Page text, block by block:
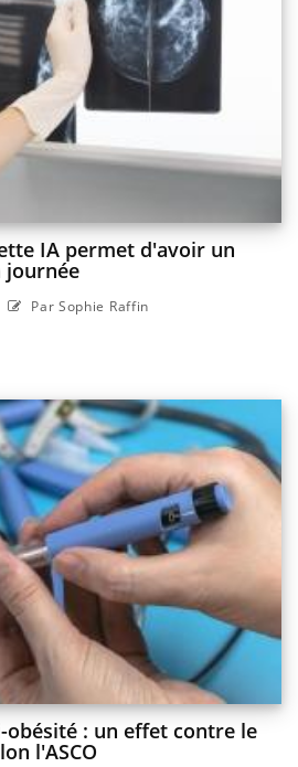
IA permet d'avoir un
journée
Par Sophie Raffin
obésité : un effet contre le
l'ASCO